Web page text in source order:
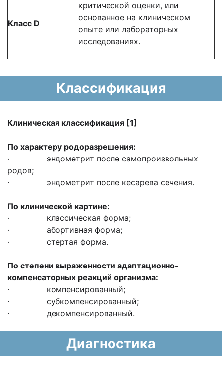
Класс D
критической оценки, или
основанное на клиническом
опыте или лабораторных
исследованиях.
Классификация
Клиническая классификация [1]
По характеру родоразрешения:
· эндометрит после самопроизвольных
родов;
· эндометрит после кесарева сечения.
По клинической картине:
· классическая форма;
· абортивная форма;
· стертая форма.
По степени выраженности адаптационно-
компенсаторных реакций организма:
· компенсированный;
· субкомпенсированный;
· декомпенсированный.
Диагностика